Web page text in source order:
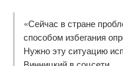
«Сейчас в стране
способом избегания
Нужно эту ситуацию